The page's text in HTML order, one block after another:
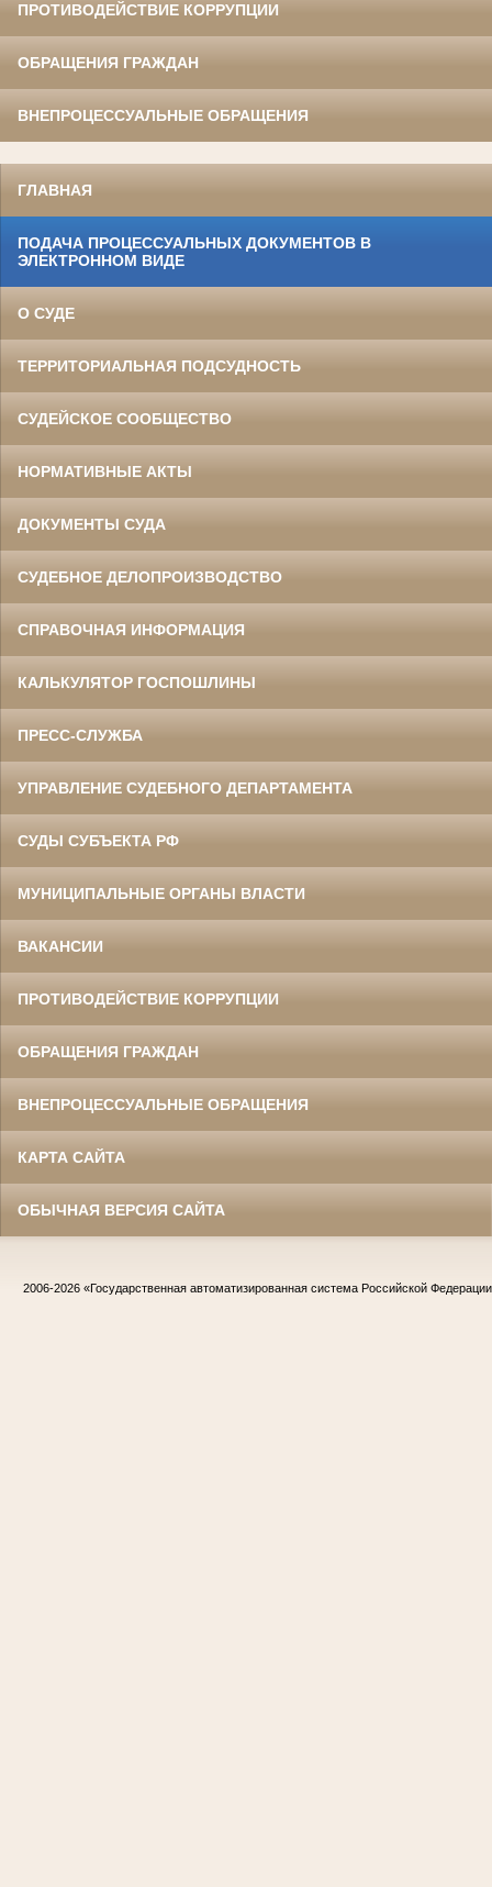
ПРОТИВОДЕЙСТВИЕ КОРРУПЦИИ
ОБРАЩЕНИЯ ГРАЖДАН
ВНЕПРОЦЕССУАЛЬНЫЕ ОБРАЩЕНИЯ
ГЛАВНАЯ
ПОДАЧА ПРОЦЕССУАЛЬНЫХ ДОКУМЕНТОВ В
ЭЛЕКТРОННОМ ВИДЕ
О СУДЕ
ТЕРРИТОРИАЛЬНАЯ ПОДСУДНОСТЬ
СУДЕЙСКОЕ СООБЩЕСТВО
НОРМАТИВНЫЕ АКТЫ
ДОКУМЕНТЫ СУДА
СУДЕБНОЕ ДЕЛОПРОИЗВОДСТВО
СПРАВОЧНАЯ ИНФОРМАЦИЯ
КАЛЬКУЛЯТОР ГОСПОШЛИНЫ
ПРЕСС-СЛУЖБА
УПРАВЛЕНИЕ СУДЕБНОГО ДЕПАРТАМЕНТА
СУДЫ СУБЪЕКТА РФ
МУНИЦИПАЛЬНЫЕ ОРГАНЫ ВЛАСТИ
ВАКАНСИИ
ПРОТИВОДЕЙСТВИЕ КОРРУПЦИИ
ОБРАЩЕНИЯ ГРАЖДАН
ВНЕПРОЦЕССУАЛЬНЫЕ ОБРАЩЕНИЯ
КАРТА САЙТА
ОБЫЧНАЯ ВЕРСИЯ САЙТА
2006-2026 «Государственная автоматизированная система Российской